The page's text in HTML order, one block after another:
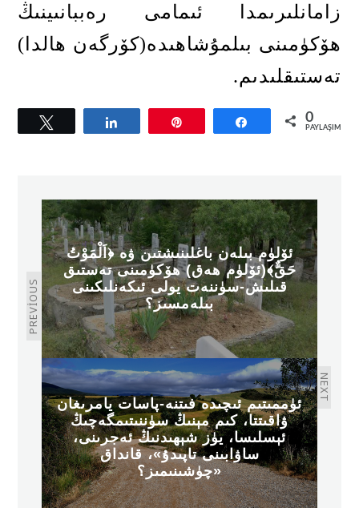
زامانلىرىمدا ئىمامى رەببانىينىڭ
ھۆكۈمىنى بىلمۇشاھىدە(كۆرگەن ھالدا )
تەستىقلىدىم.
Tweetle Paylaş 0
PAYLAŞIMLAR
PREVIOUS
ئۆلۈم بىلەن باغلىنىشتىن ۋە ﴿اَلْمَوْتُ
حَقٌّ﴾(ئۆلۈم ھەق) ھۆكۈمىنى تەستىق
قىلىش-سۈننەت يولى ئىكەنلىكىنى
بىلەمسىز؟
NEXT
ئۈممىتىم ئىچىدە فىتنە-پاسات يامرىغان
ۋاقىتتا، كىم مېنىڭ سۈننىتىمگەچىڭ
ئېسلىسا، يۈز شېھىدنىڭ ئەجرىنى،
ساۋابىنى تاپىدۇ»، قانداق
چۈشىنىمىز؟»